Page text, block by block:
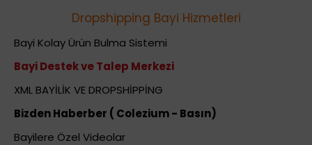
Dropshipping Bayi Hizmetleri
Bayi Kolay Ürün Bulma Sistemi
Bayi Destek ve Talep Merkezi
XML BAYİLİK VE DROPSHİPPİNG
Bizden Haberber ( Colezium - Basın)
Bayilere Özel Videolar